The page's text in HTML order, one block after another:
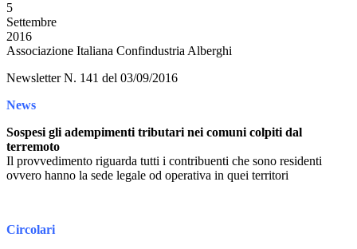
5
Settembre
2016
Associazione Italiana Confindustria Alberghi
Newsletter N. 141 del 03/09/2016
News
Sospesi gli adempimenti tributari nei comuni colpiti dal
terremoto
Il provvedimento riguarda tutti i contribuenti che sono residenti
ovvero hanno la sede legale od operativa in quei territori
Circolari